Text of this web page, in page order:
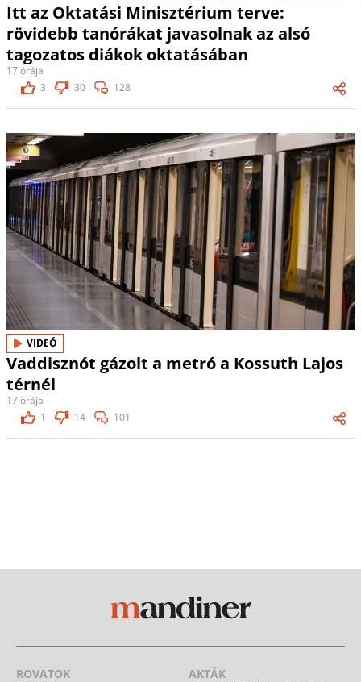
Itt az Oktatási Minisztérium terve:
rövidebb tanórákat javasolnak az alsó
tagozatos diákok oktatásában
17 órája
3
30 128
VIDEÓ
Vaddisznót gázolt a metró a Kossuth Lajos
térnél
17 órája
1
14 101
ROVATOK
AKTÁK